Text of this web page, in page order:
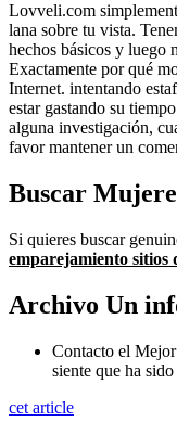
Lovveli.com
lana sobre tu vista.
hechos básicos y luego
Exactamente por qué
Internet. intentando
estar gastando su
alguna investigación,
favor mantener un
Buscar
Si quieres buscar
emparejamiento sitios
Archivo Un
Contacto el
siente que ha
cet article